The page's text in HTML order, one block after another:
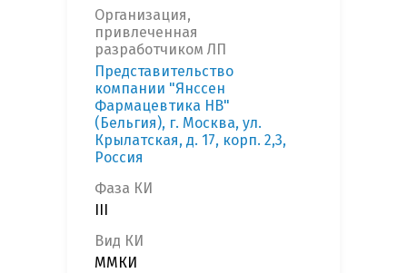
Организация,
привлеченная
разработчиком ЛП
Представительство
компании "Янссен
Фармацевтика НВ"
(Бельгия), г. Москва, ул.
Крылатская, д. 17, корп. 2,3,
Россия
Фаза КИ
Вид КИ
ММКИ